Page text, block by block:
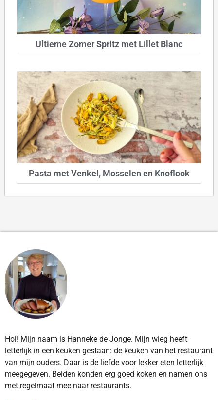
Ultieme Zomer Spritz met Lillet Blanc
Pasta met Venkel, Mosselen en Knoflook
Hoi! Mijn naam is Hanneke de Jonge. Mijn wieg heeft
letterlijk in een keuken gestaan: de keuken van het restaurant
van mijn ouders. Daar is de liefde voor lekker eten letterlijk
meegegeven. Beiden konden erg goed koken en namen ons
met regelmaat mee naar restaurants.